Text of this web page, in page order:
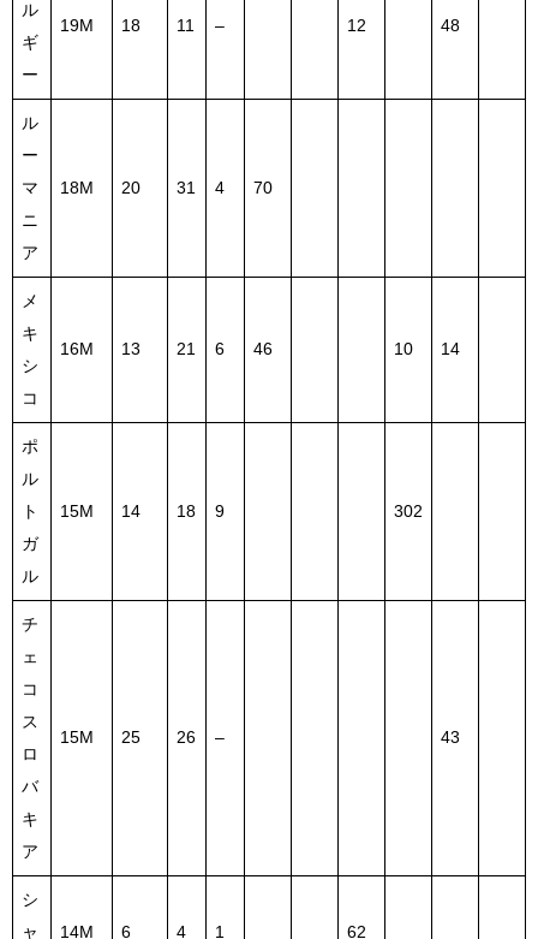
ル
ギ
ー
19M 18 11 – 12 48
ル
ー
マ
ニ
ア
18M 20 31 4 70
メ
キ
シ
コ
16M 13 21 6 46 10 14
ポ
ル
ト
ガ
ル
15M 14 18 9 302
チ
ェ
コ
ス
ロ
バ
キ
ア
15M 25 26 – 43
シ
ャ
14M 6 4 1 62